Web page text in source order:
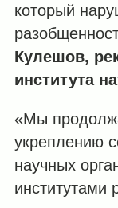
который
Кулешов,
института
«Мы
укреплению
научных
институтами